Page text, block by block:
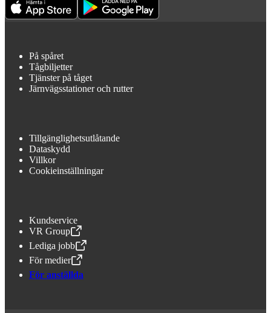
På spåret
Tågbiljetter
Tjänster på tåget
Järnvägsstationer och rutter
Tillgänglighetsutlåtande
Dataskydd
Villkor
Cookieinställningar
Kundservice
VR Group
,Öppnas i en ny flik
Lediga jobb
,Öppnas i en ny flik
För medier
,Öppnas i en ny flik
För anställda